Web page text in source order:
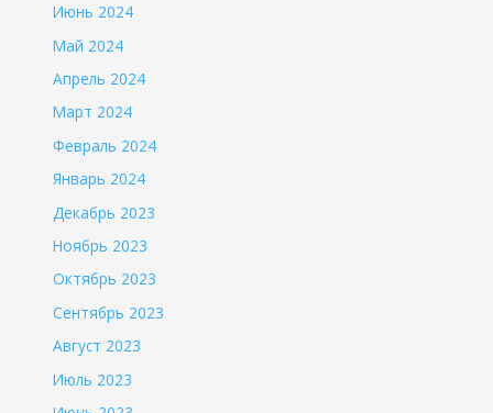
Июнь 2024
Май 2024
Апрель 2024
Март 2024
Февраль 2024
Январь 2024
Декабрь 2023
Ноябрь 2023
Октябрь 2023
Сентябрь 2023
Август 2023
Июль 2023